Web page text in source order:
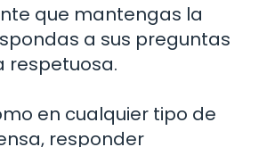
que mantengas la
a sus preguntas
respetuosa.
en cualquier tipo de
responder